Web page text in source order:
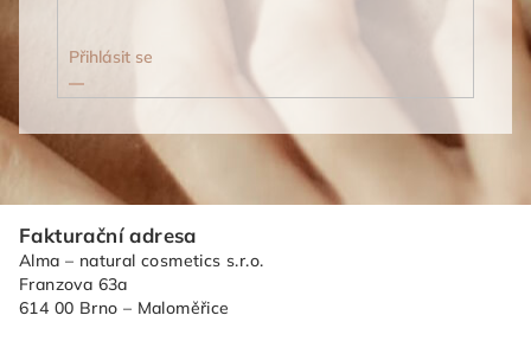
Přihlásit se
Fakturační adresa
Alma – natural cosmetics s.r.o.
Franzova 63a
614 00 Brno – Maloměřice